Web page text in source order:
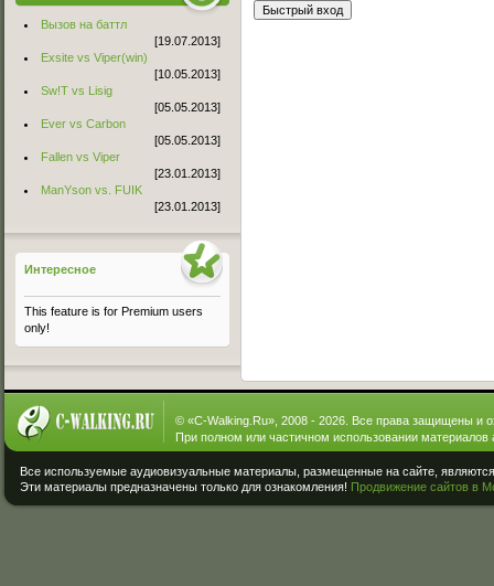
Вызов на баттл
[19.07.2013]
Exsite vs Viper(win)
[10.05.2013]
Sw!T vs Lisig
[05.05.2013]
Ever vs Carbon
[05.05.2013]
Fallen vs Viper
[23.01.2013]
ManYson vs. FUIK
[23.01.2013]
Интересное
This feature is for Premium users
only!
© «C-Walking.Ru», 2008 - 2026. Все права защищены и
При полном или частичном использовании материалов
Все используемые аудиовизуальные материалы, размещенные на сайте,
Эти материалы предназначены только для ознакомления! Продвижение сайтов в